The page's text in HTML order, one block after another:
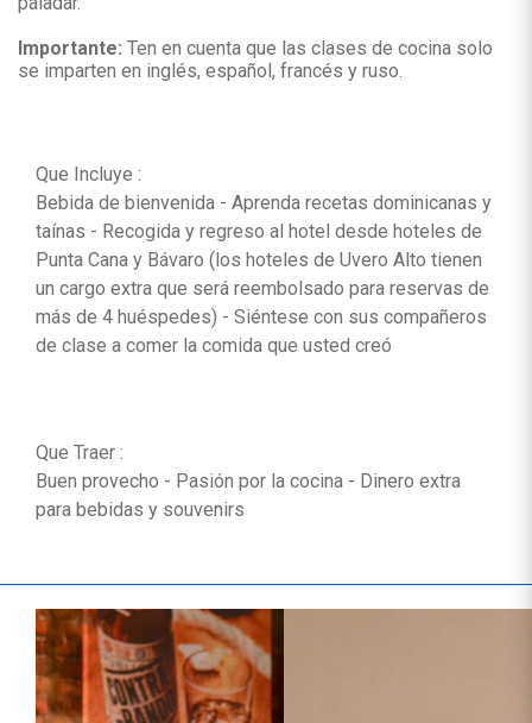
Importante: Ten en cuenta que las clases de cocina solo
se imparten en inglés, español, francés y ruso.
Que Incluye :
Bebida de bienvenida - Aprenda recetas dominicanas y
taínas - Recogida y regreso al hotel desde hoteles de
Punta Cana y Bávaro (los hoteles de Uvero Alto tienen
un cargo extra que será reembolsado para reservas de
más de 4 huéspedes) - Siéntese con sus compañeros
de clase a comer la comida que usted creó
Que Traer :
Buen provecho - Pasión por la cocina - Dinero extra
para bebidas y souvenirs